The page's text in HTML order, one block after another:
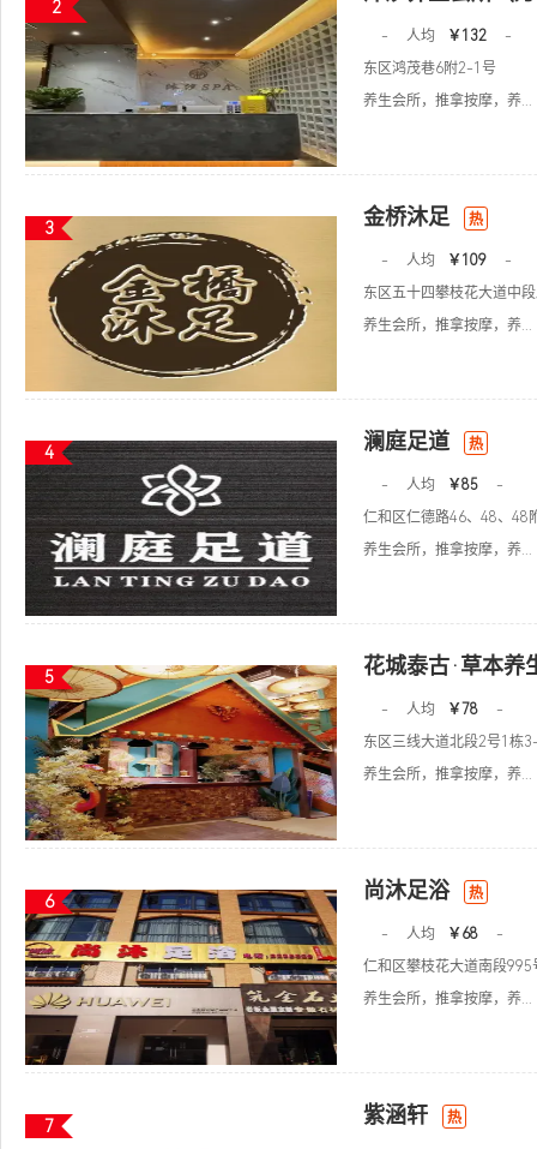
2
- 人均 ￥132
-
东区鸿茂巷6附2-1号
养生会所，推拿按摩，养...
3 金桥沐足 热
- 人均 ￥109
-
东区五十四攀枝花大道中
养生会所，推拿按摩，养...
4 澜庭足道 热
- 人均 ￥85
-
仁和区仁德路46、48、48
养生会所，推拿按摩，养...
5 花城泰古·草本养
- 人均 ￥78
-
东区三线大道北段2号1栋
养生会所，推拿按摩，养...
6 尚沐足浴 热
- 人均 ￥68
-
仁和区攀枝花大道南段
养生会所，推拿按摩，养...
7 紫涵轩 热